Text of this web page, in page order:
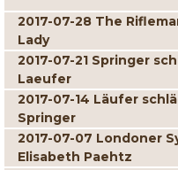
2017-07-28 The
Lady
2017-07-21 Springer
Laeufer
2017-07-14 Läufer
Springer
2017-07-07 Londoner
Elisabeth Paehtz